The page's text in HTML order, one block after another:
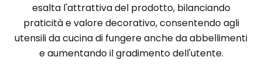
esalta l'attrattiva del prodotto, bilanciando
praticità e valore decorativo, consentendo agli
utensili da cucina di fungere anche da abbellimenti
e aumentando il gradimento dell'utente.